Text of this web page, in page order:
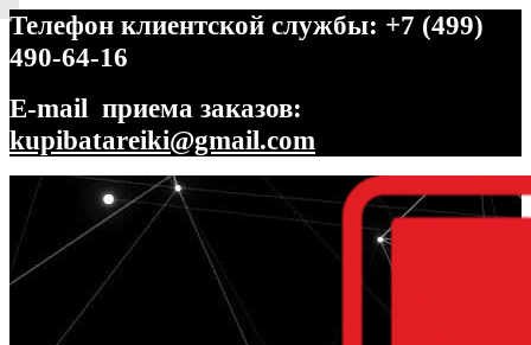
Телефон клиентской службы: +7 (499)
490-64-16
E-mail приема заказов:
kupibatareiki@gmail.com
Перейти
навигации
Перейти
содержимому